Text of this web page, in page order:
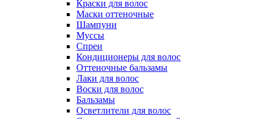
Краски для волос
Маски оттеночные
Шампуни
Муссы
Спреи
Кондиционеры для волос
Оттеночные бальзамы
Лаки для волос
Воски для волос
Бальзамы
Осветлители для волос